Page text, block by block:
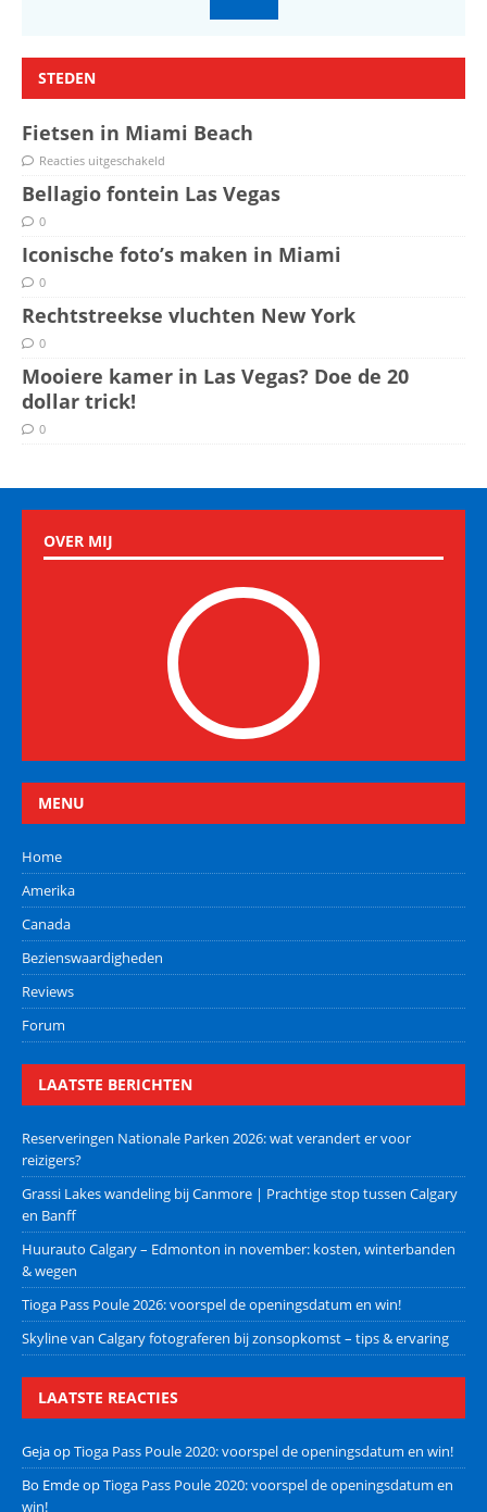
STEDEN
Fietsen in Miami Beach
Reacties uitgeschakeld
Bellagio fontein Las Vegas
0
Iconische foto’s maken in Miami
0
Rechtstreekse vluchten New York
0
Mooiere kamer in Las Vegas? Doe de 20
dollar trick!
0
OVER MIJ
MENU
Home
Amerika
Canada
Bezienswaardigheden
Reviews
Forum
LAATSTE BERICHTEN
Reserveringen Nationale Parken 2026: wat verandert er voor
reizigers?
Grassi Lakes wandeling bij Canmore | Prachtige stop tussen Calgary
en Banff
Huurauto Calgary – Edmonton in november: kosten, winterbanden
& wegen
Tioga Pass Poule 2026: voorspel de openingsdatum en win!
Skyline van Calgary fotograferen bij zonsopkomst – tips & ervaring
LAATSTE REACTIES
GejaopTioga Pass Poule 2020: voorspel de openingsdatum en win!
Bo EmdeopTioga Pass Poule 2020: voorspel de openingsdatum en
win!